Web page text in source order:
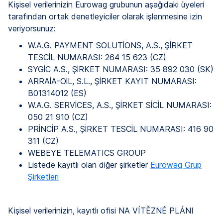
Kişisel verilerinizin Eurowag grubunun aşağıdaki üyeleri
tarafından ortak denetleyiciler olarak işlenmesine izin
veriyorsunuz:
W.A.G. PAYMENT SOLUTİONS, A.S., ŞİRKET
TESCİL NUMARASI: 264 15 623 (CZ)
SYGİC A.S., ŞİRKET NUMARASI: 35 892 030 (SK)
ARRAİA-OİL, S.L., ŞİRKET KAYIT NUMARASI:
B01314012 (ES)
W.A.G. SERVİCES, A.S., ŞİRKET SİCİL NUMARASI:
050 21 910 (CZ)
PRİNCİP A.S., ŞİRKET TESCİL NUMARASI: 416 90
311 (CZ)
WEBEYE TELEMATICS GROUP
Listede kayıtlı olan diğer şirketler Eurowag Grup
Şirketleri
Kişisel verilerinizin, kayıtlı ofisi NA VÍTĚZNÉ PLÁNI